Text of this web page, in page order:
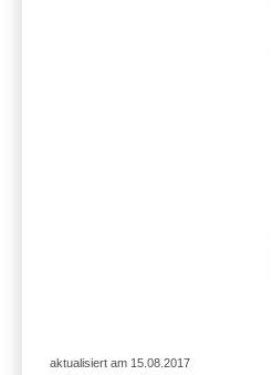
aktualisiert am 15.08.2017